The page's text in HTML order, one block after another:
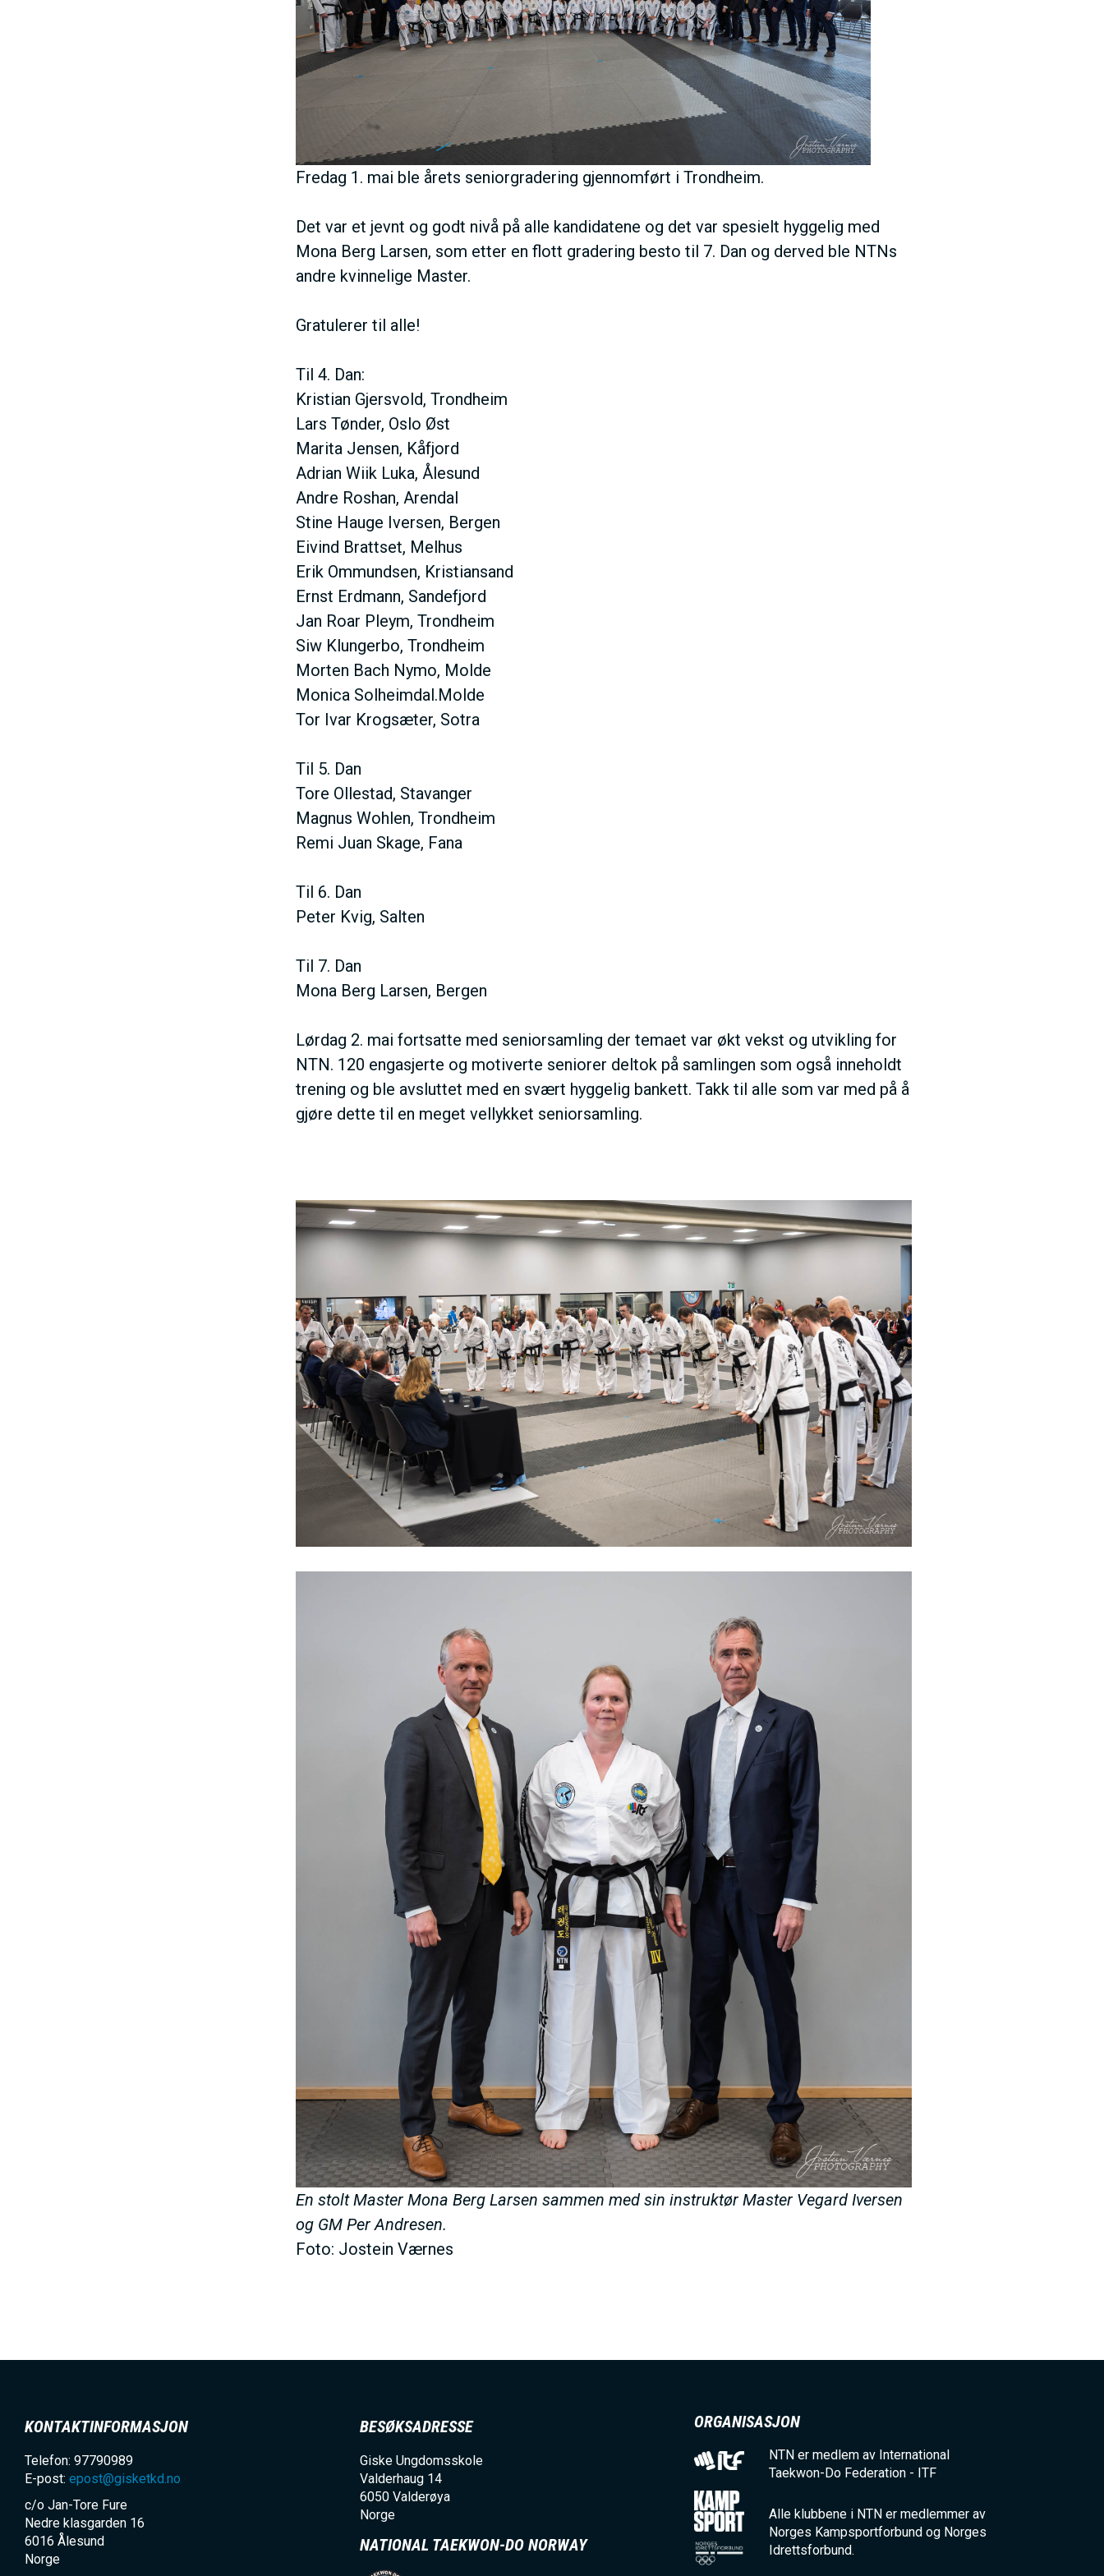
E
N
U
S
A
C
T
I
V
E
D
O
M
A
I
N
M
E
N
U
Fredag 1. mai ble årets seniorgradering gjennomført i Trondheim.
Det var et jevnt og godt nivå på alle kandidatene og det var spesielt hyggelig med
Mona Berg Larsen, som etter en flott gradering besto til 7. Dan og derved ble NTNs
andre kvinnelige Master.
Gratulerer til alle!
Til 4. Dan:
Kristian Gjersvold, Trondheim
Lars Tønder, Oslo Øst
Marita Jensen, Kåfjord
Adrian Wiik Luka, Ålesund
Andre Roshan, Arendal
Stine Hauge Iversen, Bergen
Eivind Brattset, Melhus
Erik Ommundsen, Kristiansand
Ernst Erdmann, Sandefjord
Jan Roar Pleym, Trondheim
Siw Klungerbo, Trondheim
Morten Bach Nymo, Molde
Monica Solheimdal.Molde
Tor Ivar Krogsæter, Sotra
Til 5. Dan
Tore Ollestad, Stavanger
Magnus Wohlen, Trondheim
Remi Juan Skage, Fana
Til 6. Dan
Peter Kvig, Salten
Til 7. Dan
Mona Berg Larsen, Bergen
Lørdag 2. mai fortsatte med seniorsamling der temaet var økt vekst og utvikling for
NTN. 120 engasjerte og motiverte seniorer deltok på samlingen som også inneholdt
trening og ble avsluttet med en svært hyggelig bankett. Takk til alle som var med på å
gjøre dette til en meget vellykket seniorsamling.
En stolt Master Mona Berg Larsen sammen med sin instruktør Master Vegard Iversen
og GM Per Andresen.
Foto: Jostein Værnes
KONTAKTINFORMASJON
Telefon: 97790989
E-post: epost@gisketkd.no
c/o Jan-Tore Fure
Nedre klasgarden 16
6016 Ålesund
Norge
BESØKSADRESSE
Giske Ungdomsskole
Valderhaug 14
6050 Valderøya
Norge
NATIONAL TAEKWON-DO NORWAY
ORGANISASJON
NTN er medlem av International
Taekwon-Do Federation - ITF
Alle klubbene i NTN er medlemmer av
Norges Kampsportforbund og Norges
Idrettsforbund.